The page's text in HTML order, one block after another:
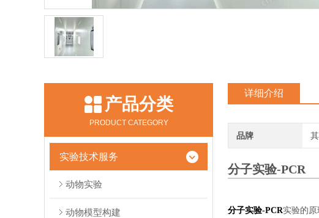
产品分类
PRODUCT CATEGORY
实验技术服务
动物实验
动物模型构建
详细介绍
品牌
分子实验-PCR
分子实验-PCR实验的